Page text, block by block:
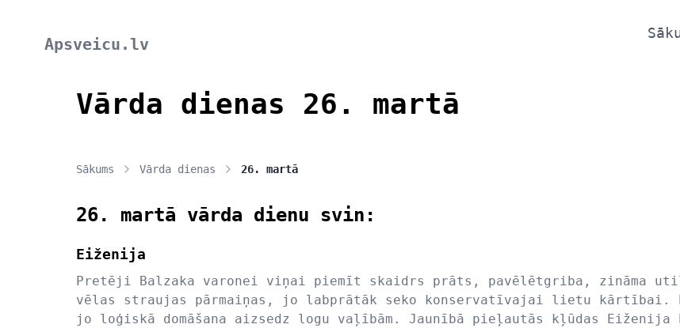
Apsveicu.lv
Vārda dienas 26. martā
Sākums Vārda dienas 26. martā
26. martā vārda dienu svin:
Eiženija
Pretēji Balzaka varonei viņai piemīt skaidrs prāts, pavēlētgriba, zināma
vēlas straujas pārmaiņas, jo labprātāk seko konservatīvajai lietu
jo loģiskā domāšana aizsedz logu vaļībām. Jaunībā pieļautās kļūdas Eiženija